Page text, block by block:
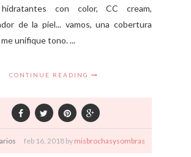
con color, CC cream,
de la piel... vamos, una cobertura
unifique tono. ...
CONTINUE READING
feb 16, 2018 by misbrochasysombras